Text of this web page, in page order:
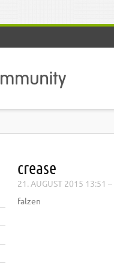
crease
21. AUGUST 2015 13:51 –
falzen